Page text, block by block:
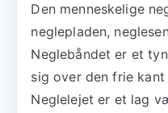
Den menneskelige
neglepladen,
Neglebåndet er et
sig over den frie kant
Neglelejet er et lag